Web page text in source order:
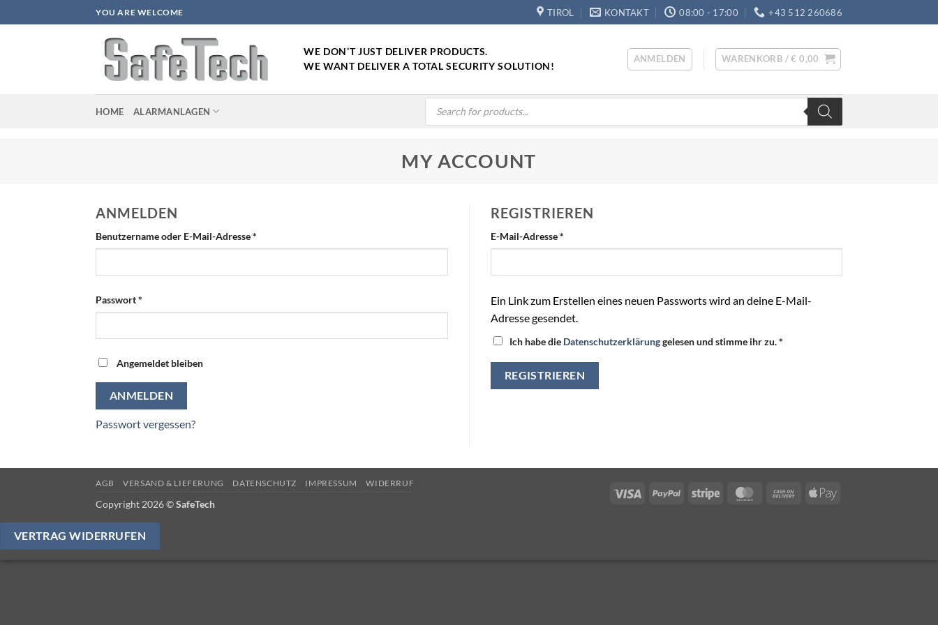
Inhalt
YOU ARE WELCOME TIROL KONTAKT 08:00 - 17:00 +43 512 260686
WE DON’T JUST DELIVER PRODUCTS.
WE WANT DELIVER A TOTAL SECURITY SOLUTION!
ANMELDEN WARENKORB /€ 0,00
HOME ALARMANLAGEN
Products
search
MY ACCOUNT
ANMELDEN
Benutzername oder E-Mail-Adresse*
Passwort*
Angemeldet bleiben
ANMELDEN
Passwort vergessen?
REGISTRIEREN
E-Mail-Adresse*
Ein Link zum Erstellen eines neuen Passworts wird an deine E-Mail-
Adresse gesendet.
Ich habe die Datenschutzerklärunggelesen und stimme ihr zu.*
REGISTRIEREN
Visa PayPal Stripe MasterCardCash
Apple
AGB VERSAND & LIEFERUNG DATENSCHUTZ IMPRESSUM WIDERRUF
Copyright 2026 ©SafeTech
VERTRAG WIDERRUFEN